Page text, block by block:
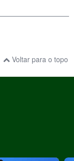
Voltar para o topo